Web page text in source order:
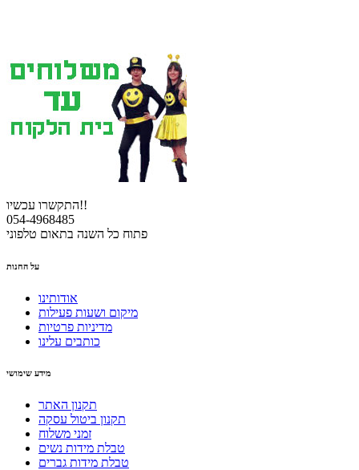
התקשרו עכשיו!!
054-4968485
פתוח כל השנה בתאום טלפוני
על החנות
אודותינו
מיקום ושעות פעילות
מדיניות פרטיות
כותבים עלינו
מידע שימושי
תקנון האתר
תקנון ביטול עסקה
זמני משלוח
טבלת מידות נשים
טבלת מידות גברים